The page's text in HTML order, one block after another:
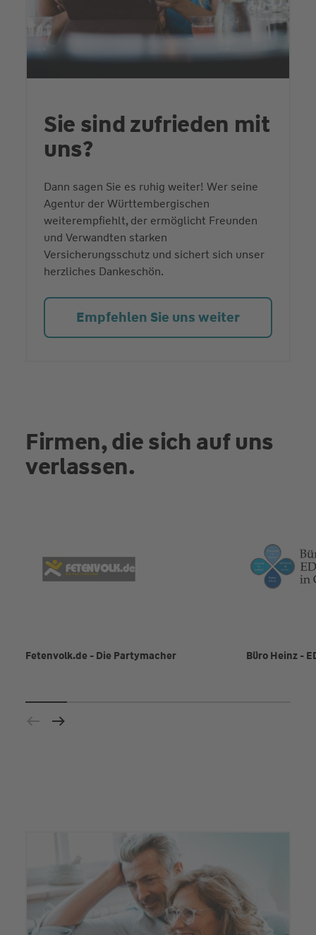
Sie sind zufrieden mit
uns?
Dann sagen Sie es ruhig weiter! Wer seine
Agentur der Württembergischen
weiterempfiehlt, der ermöglicht Freunden
und Verwandten starken
Versicherungsschutz und sichert sich unser
herzliches Dankeschön.
Empfehlen Sie uns weiter
Firmen, die sich auf uns
verlassen.
Fetenvolk.de - Die Partymacher Büro Heinz -